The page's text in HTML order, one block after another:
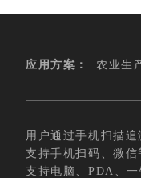
应用方案： 农业生
用户通过手机扫描
支持手机扫码、微
支持电脑、PDA、